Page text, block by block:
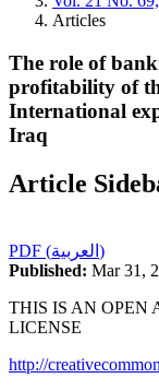
Articles
The role of
profitability of
International
Iraq
Article
PDF (العربية)
Published: Mar 31,
THIS IS AN OPEN
LICENSE
http://